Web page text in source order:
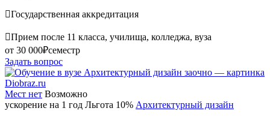
Государственная аккредитация
Прием после 11 класса, училища, колледжа, вуза
от 30 000₽семестр
Задать вопрос
Мест нет Возможно
ускорение на 1 год Льгота 10% Архитектурный дизайн